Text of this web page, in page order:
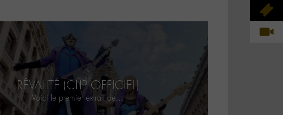
RÊVALITÉ (CLIP OFFICIEL)
Voici le premier extrait de…